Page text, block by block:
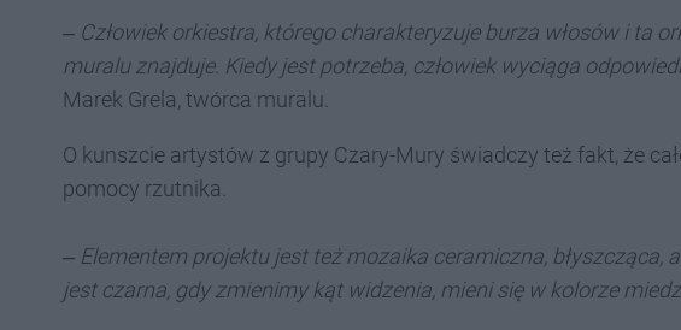
‒ Człowiek orkiestra, którego charakteryzuje burza włosów i ta
muralu znajduje. Kiedy jest potrzeba, człowiek wyciąga
Marek Grela, twórca muralu.
O kunszcie artystów z grupy Czary-Mury świadczy też fakt, że
pomocy rzutnika.
‒ Elementem projektu jest też mozaika ceramiczna, błyszcząca,
jest czarna, gdy zmienimy kąt widzenia, mieni się w kolorze